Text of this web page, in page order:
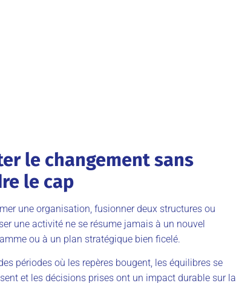
le changement sans
le cap
une organisation, fusionner deux structures ou
une activité ne se résume jamais à un nouvel
ou à un plan stratégique bien ficelé.
périodes où les repères bougent, les équilibres se
et les décisions prises ont un impact durable sur la